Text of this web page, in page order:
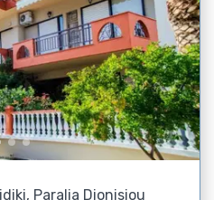
Paralia Dionisiou